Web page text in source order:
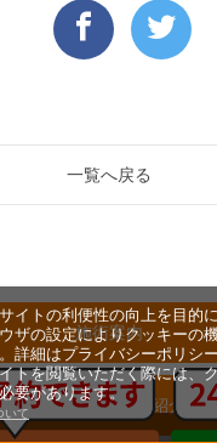
イトの利便性の向上を目的
ザの設定によりクッキーの
詳細はプライバシーポリシ
トを閲覧いただく際には、
要があります。
いて
一覧へ戻る
施術案内
院長・スタッフ紹介